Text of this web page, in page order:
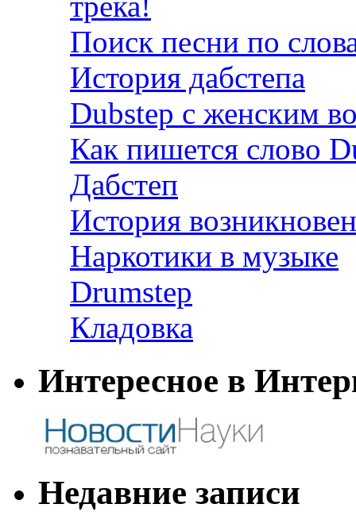
Поиск песни по
История дабстепа
Dubstep с женским
Как пишется слово
Дабстеп
История
Наркотики в музыке
Drumstep
Кладовка
Интересное в
Недавние записи